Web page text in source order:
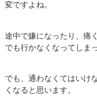
変ですよね。
途中で嫌になったり、痛
でも行かなくなってしま
でも、通わなくてはいけ
くなると思います。